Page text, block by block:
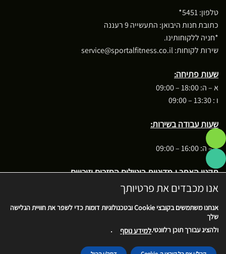
טלפון:5451*
כתובת חנות היבואן: התעשייה 9 רעננה
*חניה ללקוחותינו.
שירות לקוחות:service@sportalfitness.co.il
שעות פתיחה:
א – ה: 18:00 – 09:00
ו : 13:30 – 09:00
שעות עבודה בשירות:
א – ה: 16:00 – 09:00
תקנון האתר ו-מדיניות ביטולים החזרים וזיכויים
אנו מכבדים את פרטיותך
אנחנו משתמשים בקובצי Cookieובטכנולוגיות דומות כדי לשפר את חוויית הגלישה
שלך
ולהציג עבורך תוכן רלוונטי.למידע נוסף .